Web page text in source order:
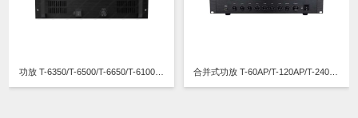
功放 T-6350/T-6500/T-6650/T-61000/T-61500